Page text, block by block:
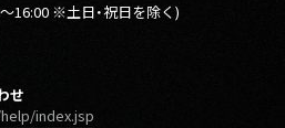
〜16:00 ※土日・祝日を除く)
せ
index.jsp